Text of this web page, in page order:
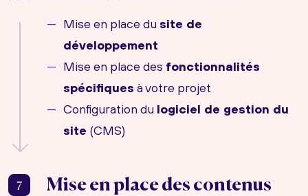
Mise en place du site de
développement
Mise en place des fonctionnalités
spécifiques à votre projet
Configuration du logiciel de gestion du
site (CMS)
7 Mise en place des contenus